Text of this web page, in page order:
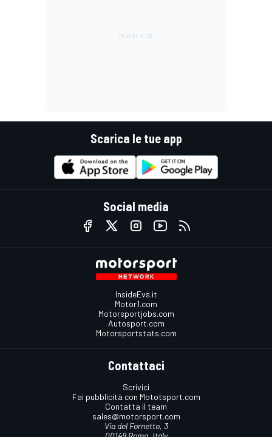
Scarica le tue app
Social media
InsideEvs.it
Motor1.com
Motorsportjobs.com
Autosport.com
Motorsportstats.com
Contattaci
Scrivici
Fai pubblicità con Mototsport.com
Contatta il team
sales@motorsport.com
Via del Fornetto, 3